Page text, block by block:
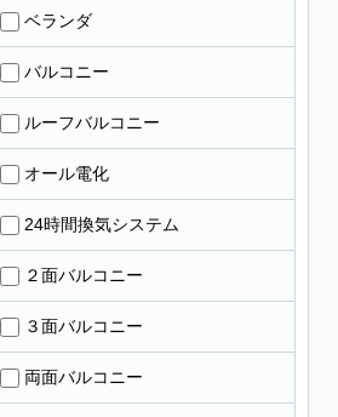
ベランダ
バルコニー
ルーフバルコニー
オール電化
24時間換気システム
２面バルコニー
３面バルコニー
両面バルコニー